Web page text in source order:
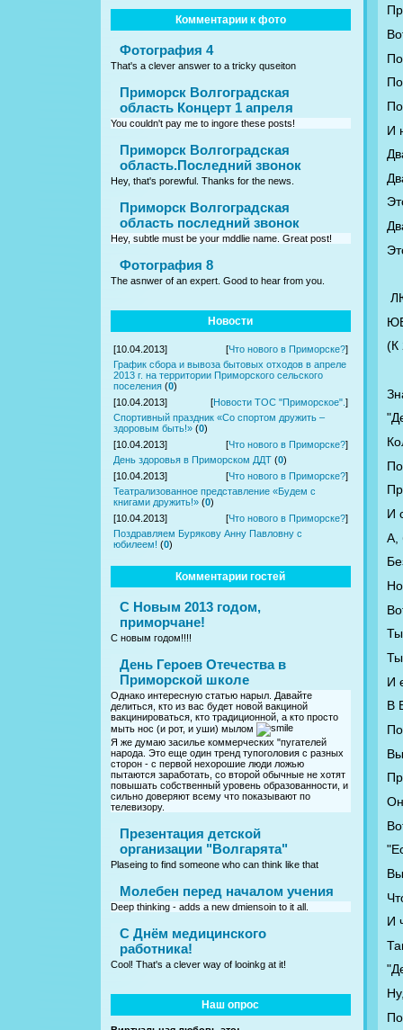
Комментарии к фото
Фотография 4
That's a clever answer to a tricky quseiton
Приморск Волгоградская
область Концерт 1 апреля
You couldn't pay me to ingore these posts!
Приморск Волгоградская
область.Последний звонок
Hey, that's porewful. Thanks for the news.
Приморск Волгоградская
область последний звонок
Hey, subtle must be your mddlie name. Great post!
Фотография 8
The asnwer of an expert. Good to hear from you.
Новости
[10.04.2013] [Что нового в Приморске?]
График сбора и вывоза бытовых отходов в апреле
2013 г. на территории Приморского сельского
поселения (0)
[10.04.2013]
[Новости ТОС "Приморское". ]
Спортивный праздник «Со спортом дружить –
здоровым быть!» (0)
[10.04.2013]
[Что нового в Приморске?]
День здоровья в Приморском ДДТ (0)
[10.04.2013]
[Что нового в Приморске?]
Театрализованное представление «Будем с
книгами дружить!» (0)
[10.04.2013]
[Что нового в Приморске?]
Поздравляем Бурякову Анну Павловну с
юбилеем! (0)
Комментарии гостей
С Новым 2013 годом,
приморчане!
С новым годом!!!!
День Героев Отечества в
Приморской школе
Однако интересную статью нарыл. Давайте
делиться, кто из вас будет новой вакциной
вакцинироваться, кто традиционной, а кто просто
мыть нос (и рот, и уши) мылом
Я же думаю засилье коммерческих "пугателей
народа. Это еще один тренд тупоголовия с разных
сторон - с первой нехорошие люди ложью
пытаются заработать, со второй обычные не хотят
повышать собственный уровень образованности, и
сильно доверяют всему что показывают по
телевизору.
Презентация детской
организации "Волгарята"
Plaseing to find someone who can think like that
Молебен перед началом учения
Deep thinking - adds a new dmiensoin to it all.
C Днём медицинского
работника!
Cool! That's a clever way of looinkg at it!
Наш опрос
И
(К
И
А,
И
В
И